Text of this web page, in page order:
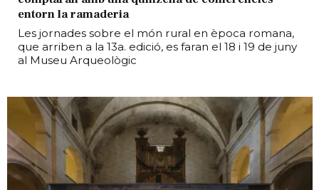
entorn la ramaderia
Les jornades sobre el món rural en època romana,
que arriben a la 13a. edició, es faran el 18 i 19 de juny
al Museu Arqueològic